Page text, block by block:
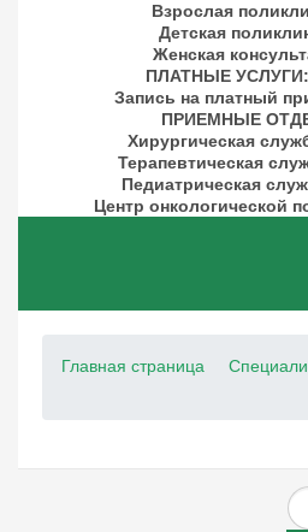
Взрослая
Детская
Женская
ПЛАТНЫЕ УСЛУГИ
Запись на платный
ПРИЕМНЫЕ
Хирургическая
Терапевтическая
Педиатрическая
Центр онкологической
Главная страница